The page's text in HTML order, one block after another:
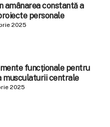
amânarea constantă a
personale
2025
funcționale pentru
musculaturii centrale
2025